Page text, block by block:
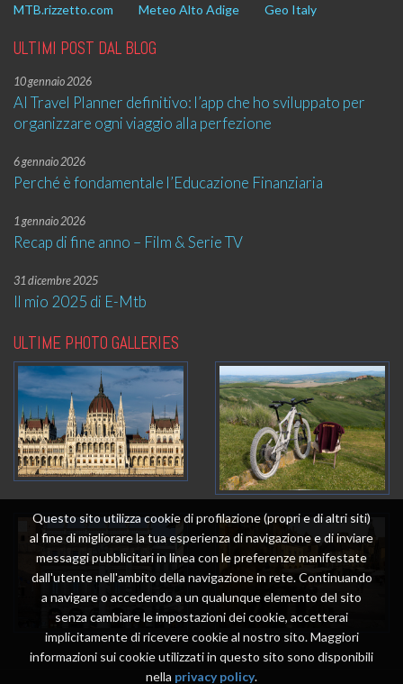
MTB.rizzetto.com
Meteo Alto Adige Geo Italy
ULTIMI POST DAL BLOG
10 gennaio 2026
AI Travel Planner definitivo: l’app che ho sviluppato per
organizzare ogni viaggio alla perfezione
6 gennaio 2026
Perché è fondamentale l’Educazione Finanziaria
1 gennaio 2026
Recap di fine anno – Film & Serie TV
31 dicembre 2025
Il mio 2025 di E-Mtb
ULTIME PHOTO GALLERIES
Questo sito utilizza cookie di profilazione (propri e di altri siti)
al fine di migliorare la tua esperienza di navigazione e di inviare
messaggi pubblicitari in linea con le preferenze manifestate
dall'utente nell'ambito della navigazione in rete. Continuando
a navigare o accedendo a un qualunque elemento del sito
senza cambiare le impostazioni dei cookie, accetterai
implicitamente di ricevere cookie al nostro sito. Maggiori
informazioni sui cookie utilizzati in questo sito sono disponibili
nella privacy policy.